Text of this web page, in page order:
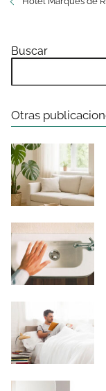
Buscar
Otras